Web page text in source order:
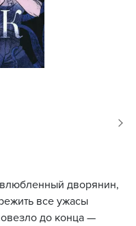
дворянин,
все ужасы
до конца —